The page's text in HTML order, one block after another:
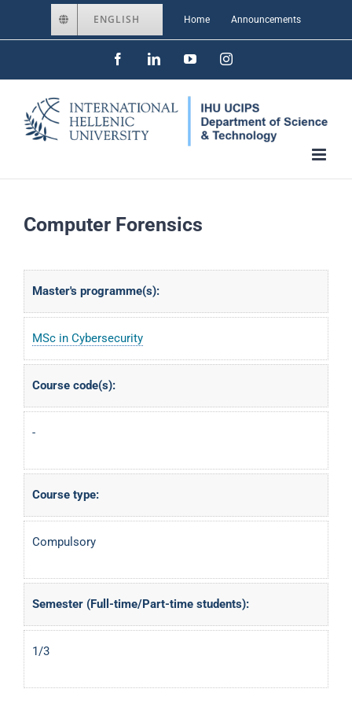
to
ENGLISH Home Announcements
FacebookLinkedInYouTubeInstagram
Computer Forensics
Master's programme(s):
MSc in Cybersecurity
Course code(s):
-
Course type:
Compulsory
Semester (Full-time/Part-time students):
1/3